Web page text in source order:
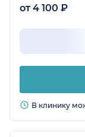
от 4 100 ₽
В клинику